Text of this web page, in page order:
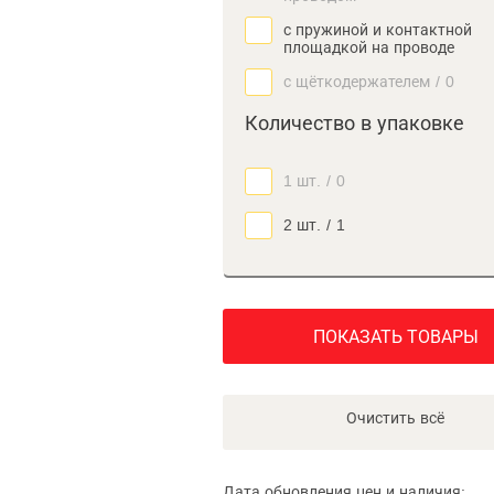
с пружиной и контактной
площадкой на проводе
с щёткодержателем / 0
Количество в упаковке
1 шт. / 0
2 шт. / 1
ПОКАЗАТЬ ТОВАРЫ
Очистить всё